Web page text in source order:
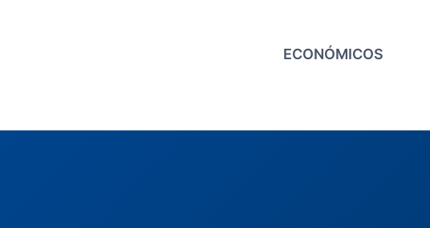
ECONÓMICOS